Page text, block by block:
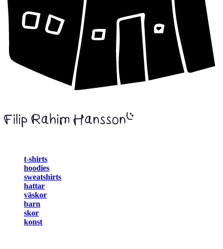
t-shirts
hoodies
sweatshirts
hattar
väskor
barn
skor
konst